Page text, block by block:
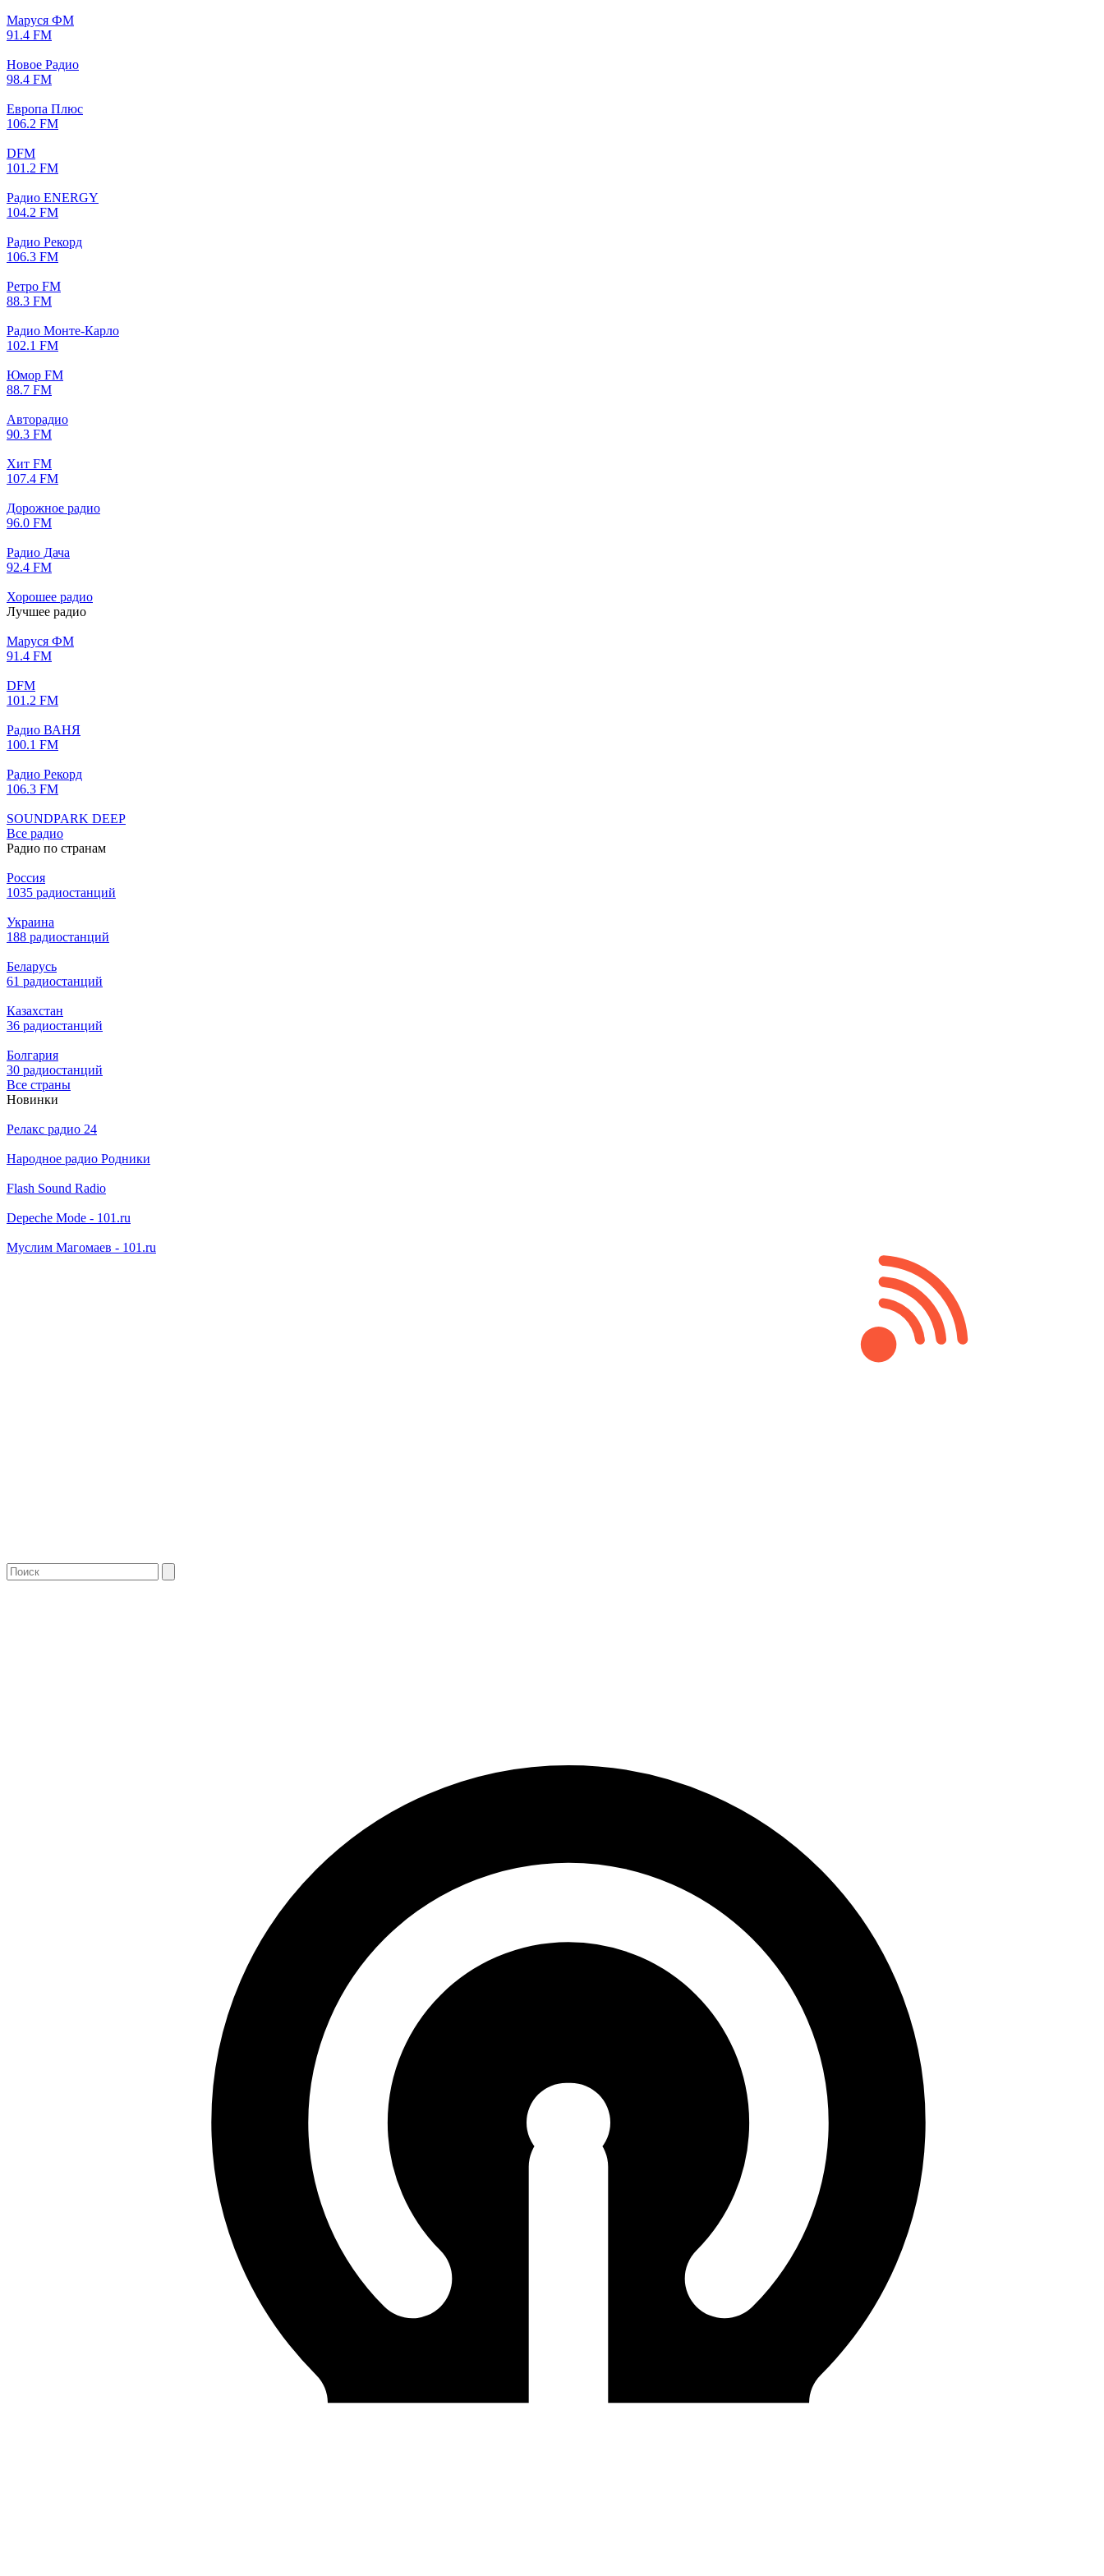
Маруся ФМ
91.4 FM
Новое Радио
98.4 FM
Европа Плюс
106.2 FM
DFM
101.2 FM
Радио ENERGY
104.2 FM
Радио Рекорд
106.3 FM
Ретро FM
88.3 FM
Радио Монте-Карло
102.1 FM
Юмор FM
88.7 FM
Авторадио
90.3 FM
Хит FM
107.4 FM
Дорожное радио
96.0 FM
Радио Дача
92.4 FM
Хорошее радио
Лучшее радио
Маруся ФМ
91.4 FM
DFM
101.2 FM
Радио ВАНЯ
100.1 FM
Радио Рекорд
106.3 FM
SOUNDPARK DEEP
Все радио
Радио по странам
Россия
1035 радиостанций
Украина
188 радиостанций
Беларусь
61 радиостанций
Казахстан
36 радиостанций
Болгария
30 радиостанций
Все страны
Новинки
Релакс радио 24
Народное радио Родники
Flash Sound Radio
Depeche Mode - 101.ru
Муслим Магомаев - 101.ru